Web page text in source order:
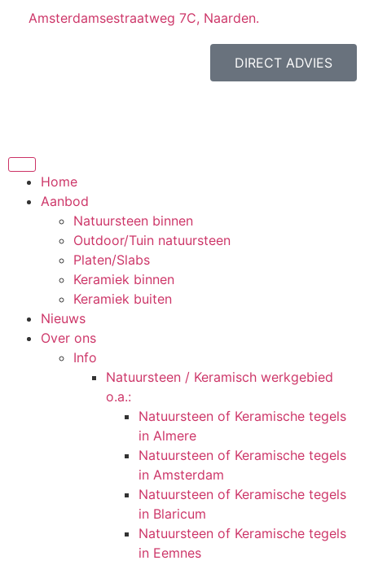
Amsterdamsestraatweg 7C, Naarden.
DIRECT ADVIES
Home
Aanbod
Natuursteen binnen
Outdoor/Tuin natuursteen
Platen/Slabs
Keramiek binnen
Keramiek buiten
Nieuws
Over ons
Info
Natuursteen / Keramisch werkgebied
o.a.:
Natuursteen of Keramische tegels
in Almere
Natuursteen of Keramische tegels
in Amsterdam
Natuursteen of Keramische tegels
in Blaricum
Natuursteen of Keramische tegels
in Eemnes